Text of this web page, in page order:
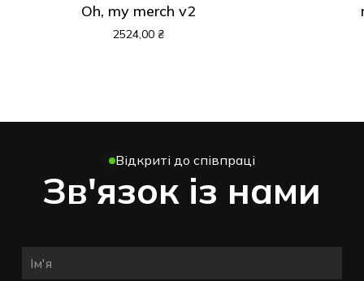
Oh, my merch v2
2524,00 ₴
Відкриті до співпраці
Зв'язок із нами